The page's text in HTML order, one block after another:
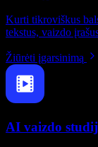
Kurti tikroviškus
tekstus, vaizdo
Žiūrėti įgarsinimą
AI vaizdo